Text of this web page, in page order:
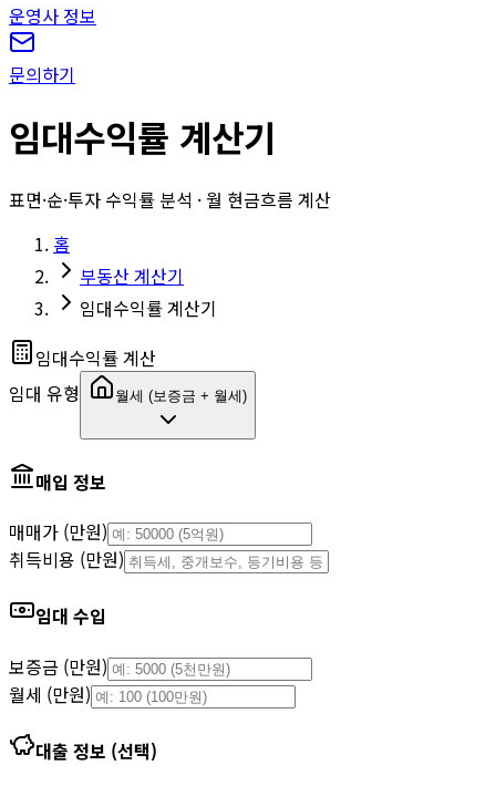
운영사 정보
문의하기
임대수익률 계산기
표면·순·투자 수익률 분석 · 월 현금흐름 계산
홈
부동산 계산기
임대수익률 계산기
임대수익률 계산
임대 유형
월세 (보증금 + 월세)
매입 정보
매매가 (만원)
취득비용 (만원)
임대 수입
보증금 (만원)
월세 (만원)
대출 정보 (선택)